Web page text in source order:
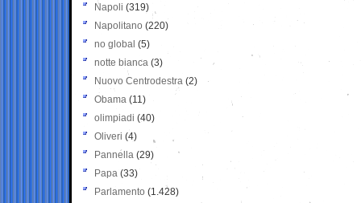
Napoli (319)
Napolitano (220)
no global (5)
notte bianca (3)
Nuovo Centrodestra (2)
Obama (11)
olimpiadi (40)
Oliveri (4)
Pannella (29)
Papa (33)
Parlamento (1.428)